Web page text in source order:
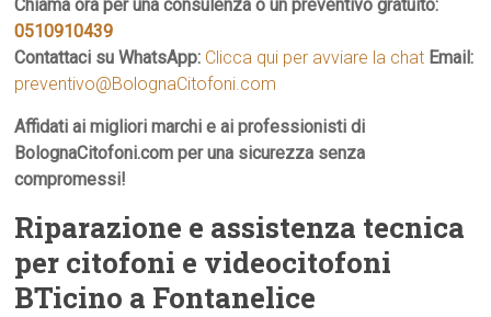
Chiama ora per una consulenza o un preventivo gratuito:
0510910439
Contattaci su WhatsApp: Clicca qui per avviare la chat Email:
preventivo@BolognaCitofoni.com
Affidati ai migliori marchi e ai professionisti di
BolognaCitofoni.com per una sicurezza senza
compromessi!
Riparazione e assistenza tecnica
per citofoni e videocitofoni
BTicino a Fontanelice